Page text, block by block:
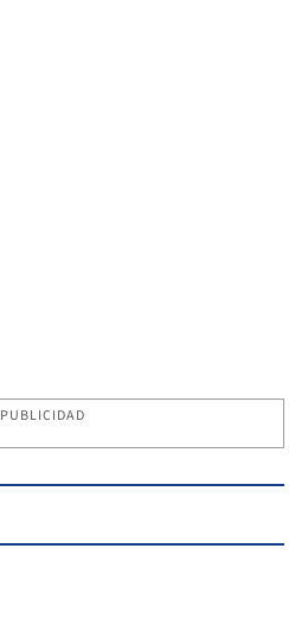
PUBLICIDAD